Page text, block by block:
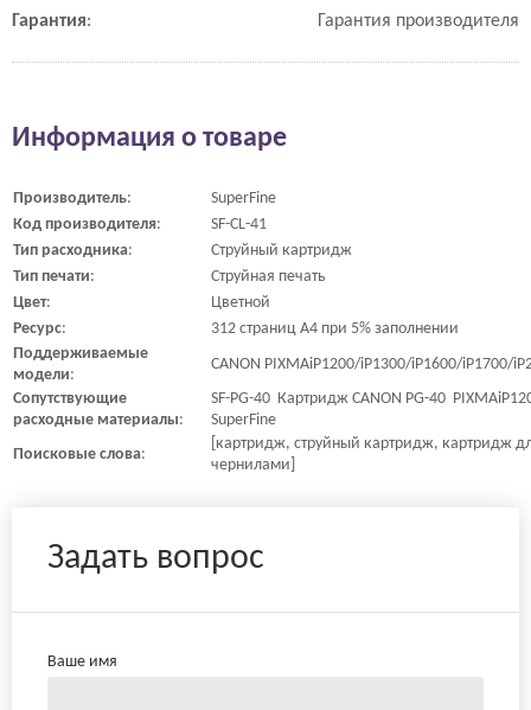
Гарантия: Гарантия производителя
Информация о товаре
Производитель:
SuperFine
Код производителя:
SF-CL-41
Тип расходника:
Струйный картридж
Тип печати:
Струйная печать
Цвет:
Цветной
Ресурс:
312 страниц A4 при 5% заполнении
Поддерживаемые
модели:
CANON PIXMAiP1200/iP1300/iP1600/iP1700/
Сопутствующие
расходные материалы:
SF-PG-40 Картридж CANON PG-40
SuperFine
Поисковые слова:
[картридж, струйный картридж, картридж
чернилами]
Задать вопрос
Ваше имя